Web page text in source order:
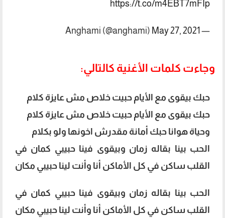
https://t.co/m4EBT7mFIp
— Anghami (@anghami)
May 27, 2021
وجاءت كلمات الأغنية كالتالي:
حبك بيقوى مع الأيام حبيت خلاص مش عايزة كلام
حبك بيقوى مع الأيام حبيت خلاص مش عايزة كلام
وحياة هوانا حبك أمانة مقدرش اخونها ولو بكلام
الحب بينا بقاله زمان وبيقوى فينا حبيبي كمان في
القلب ساكن في كل الأماكن أنا وأنت لينا حبيبي مكان
الحب بينا بقاله زمان وبيقوى فينا حبيبي كمان في
القلب ساكن في كل الأماكن أنا وأنت لينا حبيبي مكان